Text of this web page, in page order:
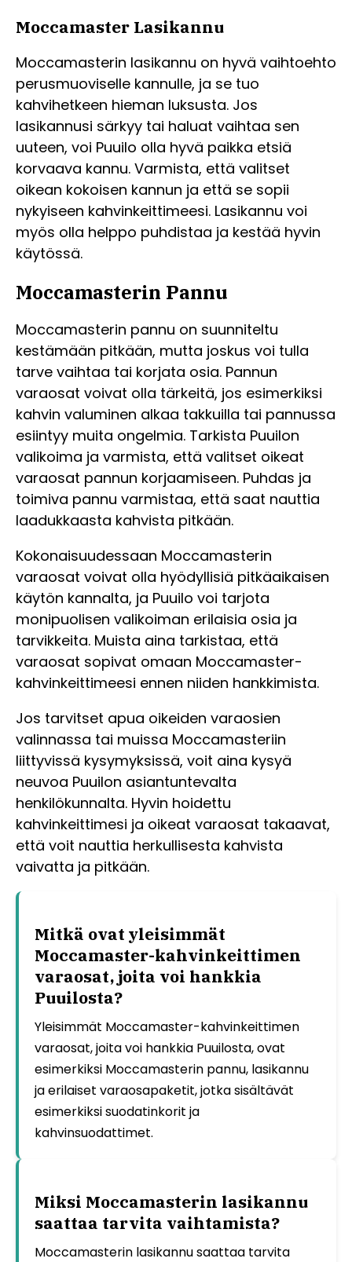
Moccamaster Lasikannu
Moccamasterin lasikannu on hyvä vaihtoehto
perusmuoviselle kannulle, ja se tuo
kahvihetkeen hieman luksusta. Jos
lasikannusi särkyy tai haluat vaihtaa sen
uuteen, voi Puuilo olla hyvä paikka etsiä
korvaava kannu. Varmista, että valitset
oikean kokoisen kannun ja että se sopii
nykyiseen kahvinkeittimeesi. Lasikannu voi
myös olla helppo puhdistaa ja kestää hyvin
käytössä.
Moccamasterin Pannu
Moccamasterin pannu on suunniteltu
kestämään pitkään, mutta joskus voi tulla
tarve vaihtaa tai korjata osia. Pannun
varaosat voivat olla tärkeitä, jos esimerkiksi
kahvin valuminen alkaa takkuilla tai pannussa
esiintyy muita ongelmia. Tarkista Puuilon
valikoima ja varmista, että valitset oikeat
varaosat pannun korjaamiseen. Puhdas ja
toimiva pannu varmistaa, että saat nauttia
laadukkaasta kahvista pitkään.
Kokonaisuudessaan Moccamasterin
varaosat voivat olla hyödyllisiä pitkäaikaisen
käytön kannalta, ja Puuilo voi tarjota
monipuolisen valikoiman erilaisia osia ja
tarvikkeita. Muista aina tarkistaa, että
varaosat sopivat omaan Moccamaster-
kahvinkeittimeesi ennen niiden hankkimista.
Jos tarvitset apua oikeiden varaosien
valinnassa tai muissa Moccamasteriin
liittyvissä kysymyksissä, voit aina kysyä
neuvoa Puuilon asiantuntevalta
henkilökunnalta. Hyvin hoidettu
kahvinkeittimesi ja oikeat varaosat takaavat,
että voit nauttia herkullisesta kahvista
vaivatta ja pitkään.
Mitkä ovat yleisimmät
Moccamaster-kahvinkeittimen
varaosat, joita voi hankkia
Puuilosta?
Yleisimmät Moccamaster-kahvinkeittimen
varaosat, joita voi hankkia Puuilosta, ovat
esimerkiksi Moccamasterin pannu, lasikannu
ja erilaiset varaosapaketit, jotka sisältävät
esimerkiksi suodatinkorit ja
kahvinsuodattimet.
Miksi Moccamasterin lasikannu
saattaa tarvita vaihtamista?
Moccamasterin lasikannu saattaa tarvita